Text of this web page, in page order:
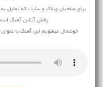
برای صاحبان وبلاگ و سایت که تمایل
پخش آنلاین آهنگ
خوشحال میشویم این آهنگ با عنوان